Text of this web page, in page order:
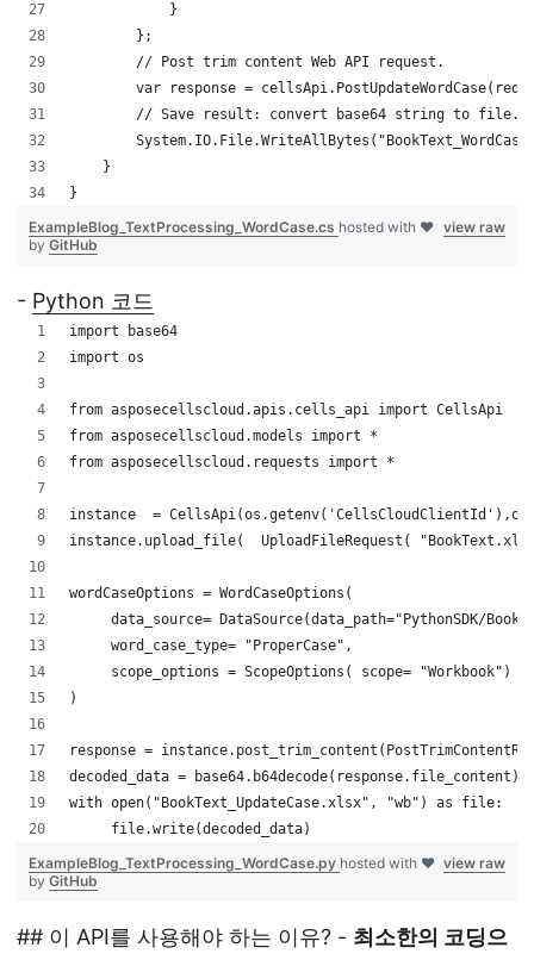
            }
        };
        // Post trim content Web API request.
var response =
        // Save result: convert base64 string to file.
    }
}
view raw
ExampleBlog_TextProcessing_WordCase.cs hosted with ❤
by GitHub
- Python 코드
import base64
import os
from asposecellscloud.apis.cells_api import CellsApi
from asposecellscloud.models import *
from asposecellscloud.requests import *
instance  =
instance.upload_file(  UploadFileRequest(
wordCaseOptions = WordCaseOptions(
data_source= DataSource(data_path="PythonSDK/
     word_case_type= "ProperCase",
     scope_options = ScopeOptions( scope= "Workbook")
)
response =
decoded_data = base64.b64decode(response.file_content)
with open("BookText_UpdateCase.xlsx", "wb") as file:
     file.write(decoded_data)
view raw
ExampleBlog_TextProcessing_WordCase.py hosted with ❤
by GitHub
## 이 API를 사용해야 하는 이유? - 최소한의 코딩으